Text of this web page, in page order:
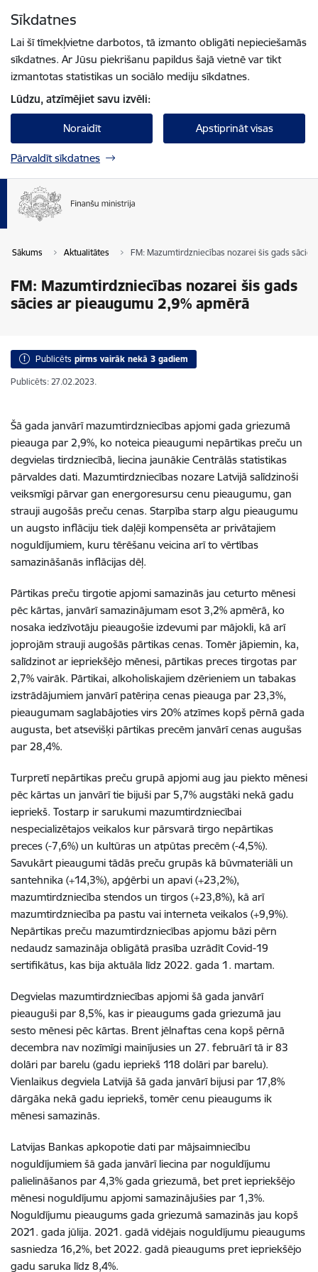
Sīkdatnes
Lai šī tīmekļvietne darbotos, tā izmanto obligāti nepieciešamās
sīkdatnes. Ar Jūsu piekrišanu papildus šajā vietnē var tikt
izmantotas statistikas un sociālo mediju sīkdatnes.
Lūdzu, atzīmējiet savu izvēli:
Noraidīt Apstiprināt visas
Pārvaldīt sīkdatnes
Sākums Aktualitātes FM: Mazumtirdzniecības nozarei šis gads
FM: Mazumtirdzniecības nozarei šis gads
sācies ar pieaugumu 2,9% apmērā
Publicēts pirms vairāk nekā 3 gadiem
Publicēts: 27.02.2023.
Šā gada janvārī mazumtirdzniecības apjomi gada griezumā
pieauga par 2,9%, ko noteica pieaugumi nepārtikas preču un
degvielas tirdzniecībā, liecina jaunākie Centrālās statistikas
pārvaldes dati. Mazumtirdzniecības nozare Latvijā salīdzinoši
veiksmīgi pārvar gan energoresursu cenu pieaugumu, gan
strauji augošās preču cenas. Starpība starp algu pieaugumu
un augsto inflāciju tiek daļēji kompensēta ar privātajiem
noguldījumiem, kuru tērēšanu veicina arī to vērtības
samazināšanās inflācijas dēļ.
Pārtikas preču tirgotie apjomi samazinās jau ceturto mēnesi
pēc kārtas, janvārī samazinājumam esot 3,2% apmērā, ko
nosaka iedzīvotāju pieaugošie izdevumi par mājokli, kā arī
joprojām strauji augošās pārtikas cenas. Tomēr jāpiemin, ka,
salīdzinot ar iepriekšējo mēnesi, pārtikas preces tirgotas par
2,7% vairāk. Pārtikai, alkoholiskajiem dzērieniem un tabakas
izstrādājumiem janvārī patēriņa cenas pieauga par 23,3%,
pieaugumam saglabājoties virs 20% atzīmes kopš pērnā gada
augusta, bet atsevišķi pārtikas precēm janvārī cenas augušas
par 28,4%.
Turpretī nepārtikas preču grupā apjomi aug jau piekto mēnesi
pēc kārtas un janvārī tie bijuši par 5,7% augstāki nekā gadu
iepriekš. Tostarp ir sarukumi mazumtirdzniecībai
nespecializētajos veikalos kur pārsvarā tirgo nepārtikas
preces (-7,6%) un kultūras un atpūtas precēm (-4,5%).
Savukārt pieaugumi tādās preču grupās kā būvmateriāli un
santehnika (+14,3%), apģērbi un apavi (+23,2%),
mazumtirdzniecība stendos un tirgos (+23,8%), kā arī
mazumtirdzniecība pa pastu vai interneta veikalos (+9,9%).
Nepārtikas preču mazumtirdzniecības apjomu bāzi pērn
nedaudz samazināja obligātā prasība uzrādīt Covid-19
sertifikātus, kas bija aktuāla līdz 2022. gada 1. martam.
Degvielas mazumtirdzniecības apjomi šā gada janvārī
pieauguši par 8,5%, kas ir pieaugums gada griezumā jau
sesto mēnesi pēc kārtas. Brent jēlnaftas cena kopš pērnā
decembra nav nozīmīgi mainījusies un 27. februārī tā ir 83
dolāri par barelu (gadu iepriekš 118 dolāri par barelu).
Vienlaikus degviela Latvijā šā gada janvārī bijusi par 17,8%
dārgāka nekā gadu iepriekš, tomēr cenu pieaugums ik
mēnesi samazinās.
Latvijas Bankas apkopotie dati par mājsaimniecību
noguldījumiem šā gada janvārī liecina par noguldījumu
palielināšanos par 4,3% gada griezumā, bet pret iepriekšējo
mēnesi noguldījumu apjomi samazinājušies par 1,3%.
Noguldījumu pieaugums gada griezumā samazinās jau kopš
2021. gada jūlija. 2021. gadā vidējais noguldījumu pieaugums
sasniedza 16,2%, bet 2022. gadā pieaugums pret iepriekšējo
gadu saruka līdz 8,4%.